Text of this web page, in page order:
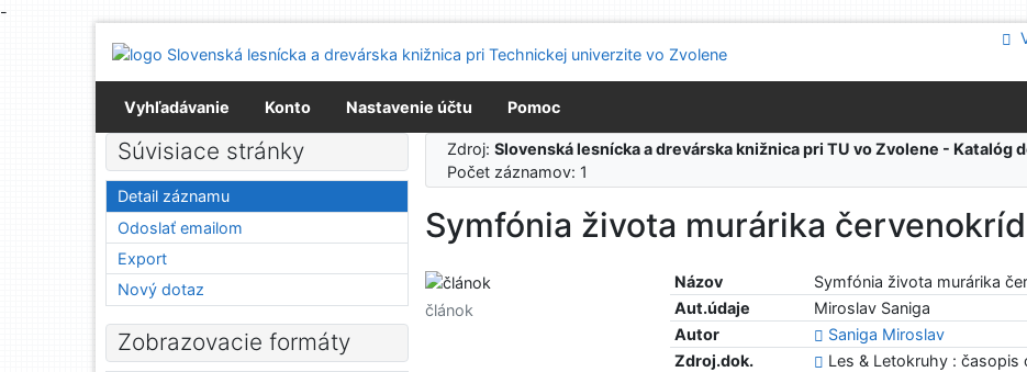
-
Prejsť na menu
Prehlásenie o webovej prístupnosti
Vyhľadávanie Konto Nastavenie účtu Pomoc
Zdroj:Slovenská lesnícka a drevárska knižnica pri TU vo Zvolene - Katalóg
Počet záznamov: 1
Symfónia života murárika
Názov
Symfónia života murárika
Aut.údaje
Miroslav Saniga
Autor
Saniga Miroslav
Zdroj.dok.
Les & Letokruhy :
článok
Súvisiace stránky
Detail záznamu
Odoslať emailom
Export
Nový dotaz
Zobrazovacie formáty